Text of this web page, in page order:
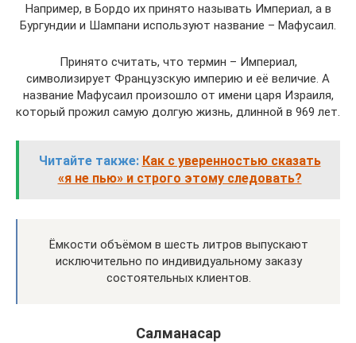
Например, в Бордо их принято называть Империал, а в
Бургундии и Шампани используют название – Мафусаил.
Принято считать, что термин – Империал,
символизирует Французскую империю и её величие. А
название Мафусаил произошло от имени царя Израиля,
который прожил самую долгую жизнь, длинной в 969 лет.
Читайте также: Как с уверенностью сказать
«я не пью» и строго этому следовать?
Ёмкости объёмом в шесть литров выпускают
исключительно по индивидуальному заказу
состоятельных клиентов.
Салманасар